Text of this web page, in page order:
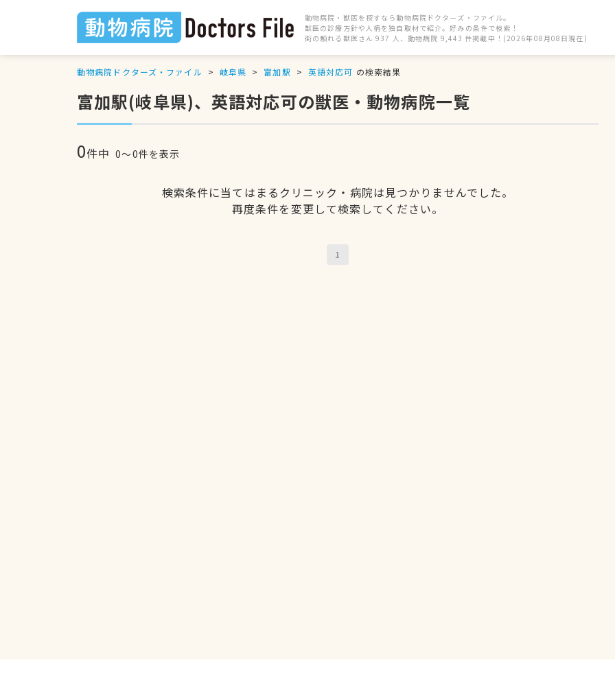
動物病院・獣医を探すなら動物病院ドクターズ・ファイル。
獣医の診療方針や人柄を独自取材で紹介。好みの条件で検索！
街の頼れる獣医さん 937 人、動物病院 9,443 件掲載中！(2026年08月08日現在)
動物病院ドクターズ・ファイル 岐阜県 富加駅 英語対応可 の検索結果
富加駅(岐阜県)、英語対応可の獣医・動物病院一覧
0件中 0〜0件を表示
検索条件に当てはまるクリニック・病院は見つかりませんでした。
再度条件を変更して検索してください。
1